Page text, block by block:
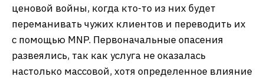
ценовой войны, когда кто-то из них будет
переманивать чужих клиентов и переводить их
с помощью MNP. Первоначальные опасения
развеялись, так как услуга не оказалась
настолько массовой, хотя определенное влияние